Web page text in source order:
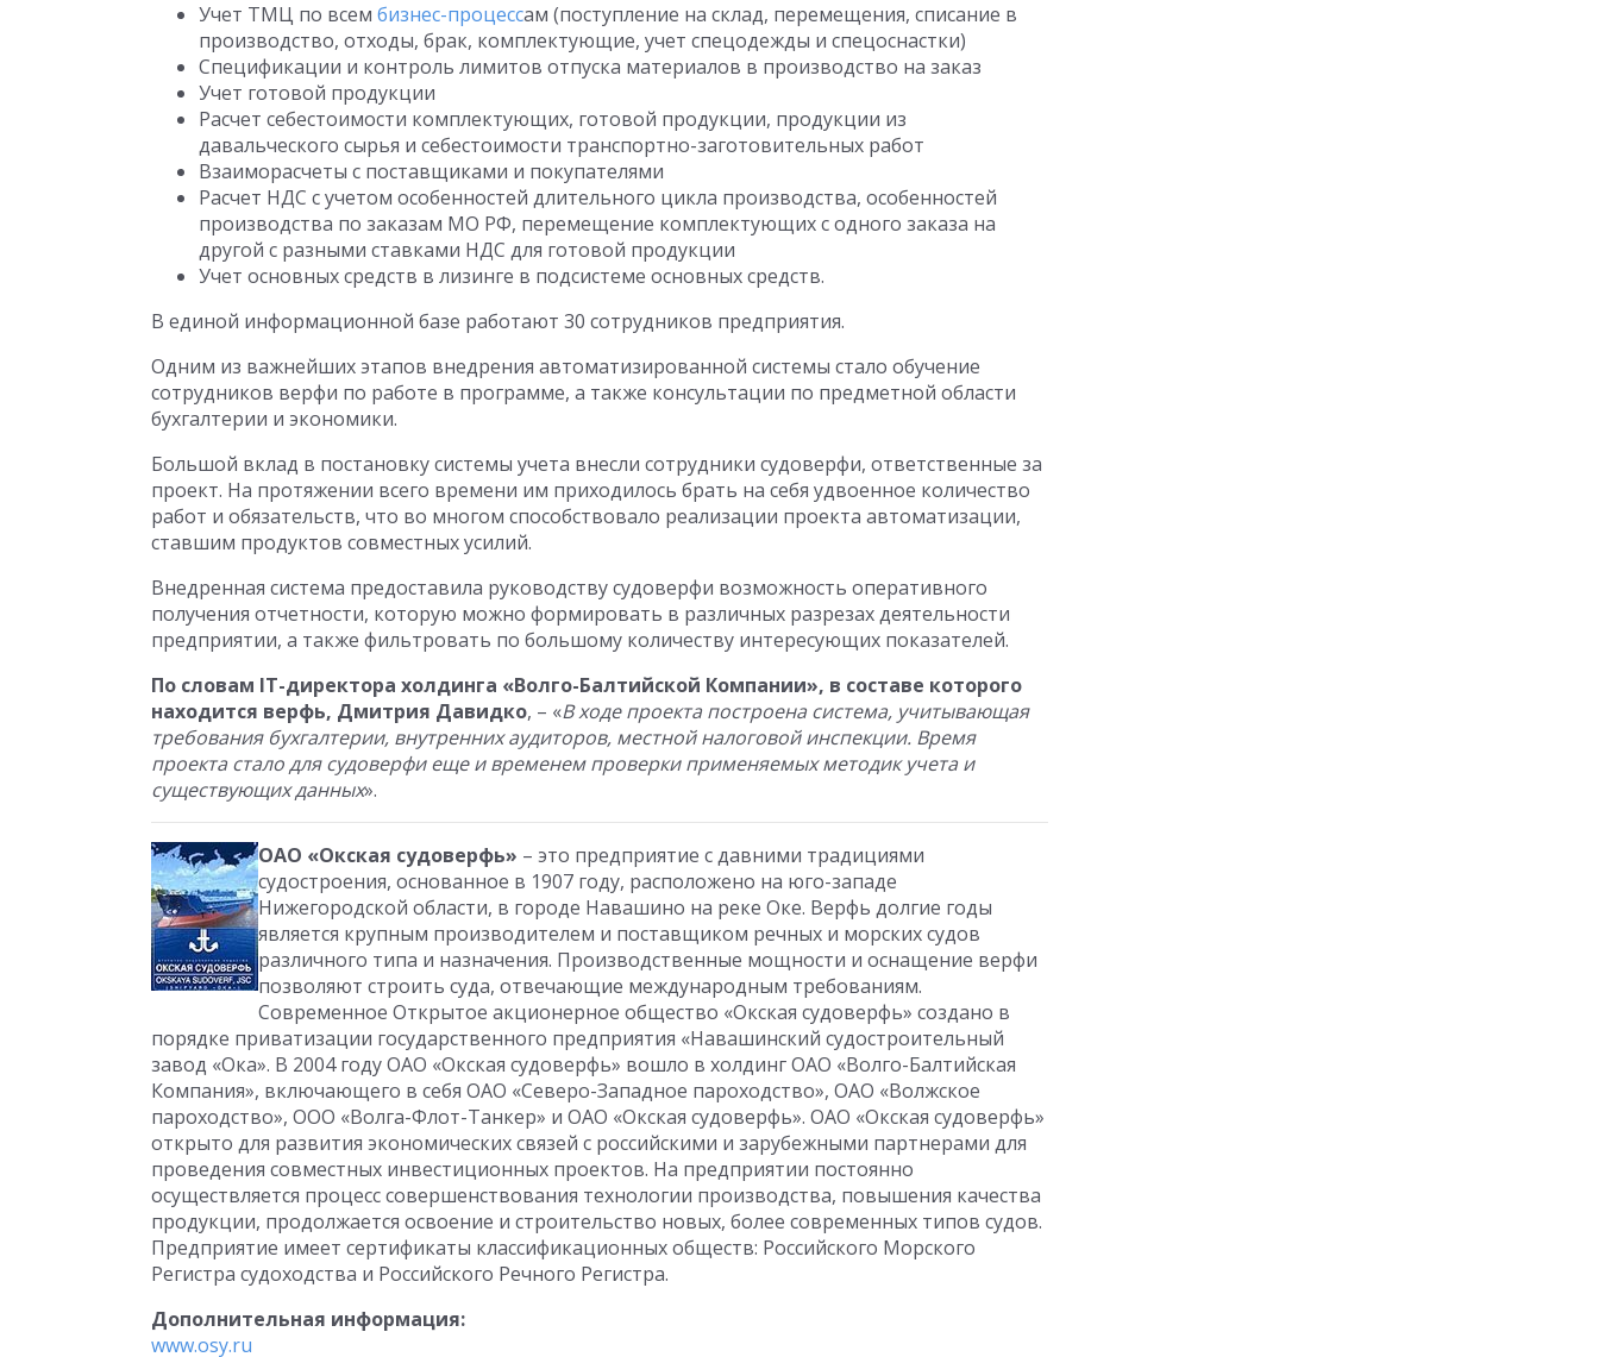
Учет ТМЦ по всем бизнес-процессам (поступление на склад, перемещения, списание в
производство, отходы, брак, комплектующие, учет спецодежды и спецоснастки)
Спецификации и контроль лимитов отпуска материалов в производство на заказ
Учет готовой продукции
Расчет себестоимости комплектующих, готовой продукции, продукции из
давальческого сырья и себестоимости транспортно-заготовительных работ
Взаиморасчеты с поставщиками и покупателями
Расчет НДС с учетом особенностей длительного цикла производства, особенностей
производства по заказам МО РФ, перемещение комплектующих с одного заказа на
другой с разными ставками НДС для готовой продукции
Учет основных средств в лизинге в подсистеме основных средств.
В единой информационной базе работают 30 сотрудников предприятия.
Одним из важнейших этапов внедрения автоматизированной системы стало обучение
сотрудников верфи по работе в программе, а также консультации по предметной области
бухгалтерии и экономики.
Большой вклад в постановку системы учета внесли сотрудники судоверфи, ответственные за
проект. На протяжении всего времени им приходилось брать на себя удвоенное количество
работ и обязательств, что во многом способствовало реализации проекта автоматизации,
ставшим продуктов совместных усилий.
Внедренная система предоставила руководству судоверфи возможность оперативного
получения отчетности, которую можно формировать в различных разрезах деятельности
предприятии, а также фильтровать по большому количеству интересующих показателей.
По словам IT-директора холдинга «Волго-Балтийской Компании», в составе которого
находится верфь, Дмитрия Давидко, – «В ходе проекта построена система, учитывающая
требования бухгалтерии, внутренних аудиторов, местной налоговой инспекции. Время
проекта стало для судоверфи еще и временем проверки применяемых методик учета и
существующих данных».
ОАО «Окская судоверфь» – это предприятие с давними традициями
судостроения, основанное в 1907 году, расположено на юго-западе
Нижегородской области, в городе Навашино на реке Оке. Верфь долгие годы
является крупным производителем и поставщиком речных и морских судов
различного типа и назначения. Производственные мощности и оснащение верфи
позволяют строить суда, отвечающие международным требованиям.
Современное Открытое акционерное общество «Окская судоверфь» создано в
порядке приватизации государственного предприятия «Навашинский судостроительный
завод «Ока». В 2004 году ОАО «Окская судоверфь» вошло в холдинг ОАО «Волго-Балтийская
Компания», включающего в себя ОАО «Северо-Западное пароходство», ОАО «Волжское
пароходство», ООО «Волга-Флот-Танкер» и ОАО «Окская судоверфь». ОАО «Окская судоверфь»
открыто для развития экономических связей с российскими и зарубежными партнерами для
проведения совместных инвестиционных проектов. На предприятии постоянно
осуществляется процесс совершенствования технологии производства, повышения качества
продукции, продолжается освоение и строительство новых, более современных типов судов.
Предприятие имеет сертификаты классификационных обществ: Российского Морского
Регистра судоходства и Российского Речного Регистра.
Дополнительная информация:
www.osy.ru